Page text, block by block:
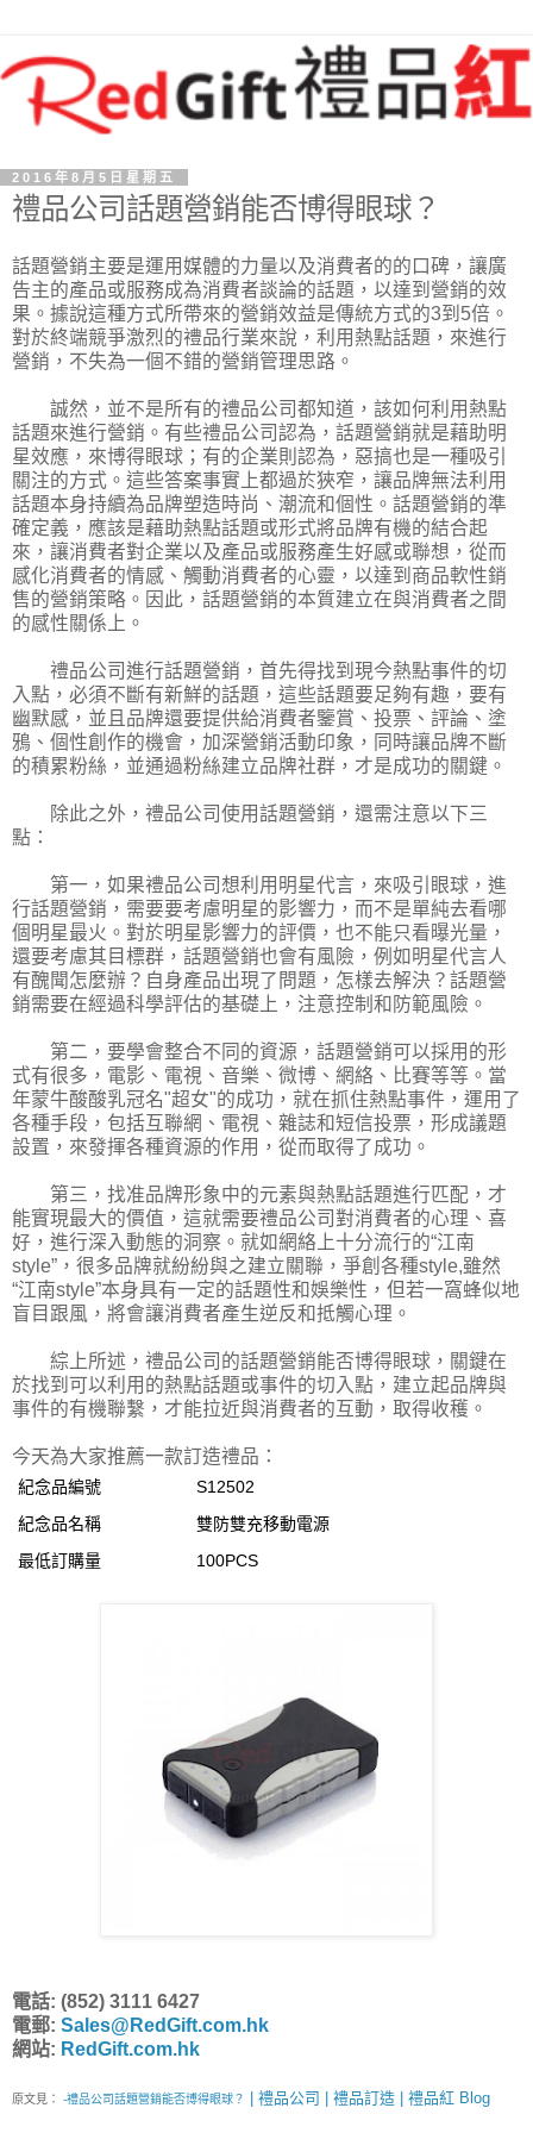
2016年8月5日星期五
禮品公司話題營銷能否博得眼球？
話題營銷主要是運用媒體的力量以及消費者的的口碑，讓廣
告主的產品或服務成為消費者談論的話題，以達到營銷的效
果。據說這種方式所帶來的營銷效益是傳統方式的3到5倍。
對於終端競爭激烈的禮品行業來說，利用熱點話題，來進行
營銷，不失為一個不錯的營銷管理思路。
誠然，並不是所有的禮品公司都知道，該如何利用熱點
話題來進行營銷。有些禮品公司認為，話題營銷就是藉助明
星效應，來博得眼球；有的企業則認為，惡搞也是一種吸引
關注的方式。這些答案事實上都過於狹窄，讓品牌無法利用
話題本身持續為品牌塑造時尚、潮流和個性。話題營銷的準
確定義，應該是藉助熱點話題或形式將品牌有機的結合起
來，讓消費者對企業以及產品或服務產生好感或聯想，從而
感化消費者的情感、觸動消費者的心靈，以達到商品軟性銷
售的營銷策略。因此，話題營銷的本質建立在與消費者之間
的感性關係上。
禮品公司進行話題營銷，首先得找到現今熱點事件的切
入點，必須不斷有新鮮的話題，這些話題要足夠有趣，要有
幽默感，並且品牌還要提供給消費者鑒賞、投票、評論、塗
鴉、個性創作的機會，加深營銷活動印象，同時讓品牌不斷
的積累粉絲，並通過粉絲建立品牌社群，才是成功的關鍵。
除此之外，禮品公司使用話題營銷，還需注意以下三
點：
第一，如果禮品公司想利用明星代言，來吸引眼球，進
行話題營銷，需要要考慮明星的影響力，而不是單純去看哪
個明星最火。對於明星影響力的評價，也不能只看曝光量，
還要考慮其目標群，話題營銷也會有風險，例如明星代言人
有醜聞怎麼辦？自身產品出現了問題，怎樣去解決？話題營
銷需要在經過科學評估的基礎上，注意控制和防範風險。
第二，要學會整合不同的資源，話題營銷可以採用的形
式有很多，電影、電視、音樂、微博、網絡、比賽等等。當
年蒙牛酸酸乳冠名"超女"的成功，就在抓住熱點事件，運用了
各種手段，包括互聯網、電視、雜誌和短信投票，形成議題
設置，來發揮各種資源的作用，從而取得了成功。
第三，找准品牌形象中的元素與熱點話題進行匹配，才
能實現最大的價值，這就需要禮品公司對消費者的心理、喜
好，進行深入動態的洞察。就如網絡上十分流行的“江南
style”，很多品牌就紛紛與之建立關聯，爭創各種style,雖然
“江南style”本身具有一定的話題性和娛樂性，但若一窩蜂似地
盲目跟風，將會讓消費者產生逆反和抵觸心理。
綜上所述，禮品公司的話題營銷能否博得眼球，關鍵在
於找到可以利用的熱點話題或事件的切入點，建立起品牌與
事件的有機聯繫，才能拉近與消費者的互動，取得收穫。
今天為大家推薦一款訂造禮品：
紀念品編號
S12502
紀念品名稱
雙防雙充移動電源
最低訂購量
100PCS
電話: (852) 3111 6427
電郵: Sales@RedGift.com.hk
網站: RedGift.com.hk
原文見： -禮品公司話題營銷能否博得眼球？ | 禮品公司 | 禮品訂造 | 禮品紅 Blog